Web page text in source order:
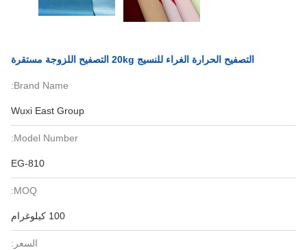
التصفيح الحرارة الغراء للنسيج 20kg التصفيح اللزوجة مستقرة
Brand Name:
Wuxi East Group
Model Number:
EG-810
MOQ:
100 كيلوغرام
السعر: